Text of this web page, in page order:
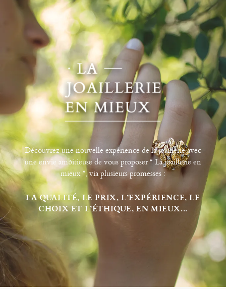
Découvrez une nouvelle expérience de la joaillerie avec
une envie ambitieuse de vous proposer “ La joaillerie en
mieux ”, via plusieurs promesses :
LA QUALITÉ, LE PRIX, L’EXPÉRIENCE, LE
CHOIX ET L’ÉTHIQUE, EN MIEUX...